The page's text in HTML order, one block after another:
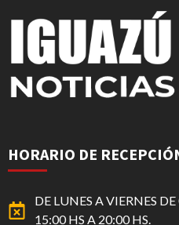
HORARIO DE
DE LUNES A VIERNES
15:00 HS A 20:00 HS.